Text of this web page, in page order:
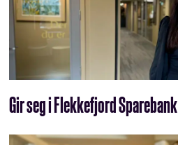
Gir seg i Flekkefjord Sparebank